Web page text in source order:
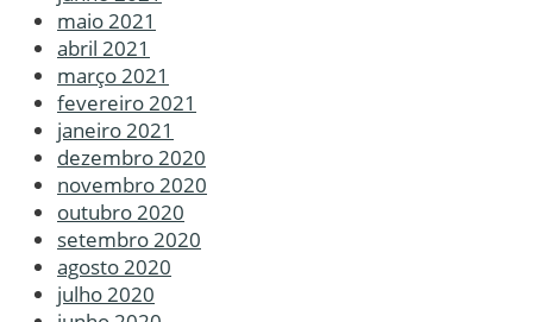
maio 2021
abril 2021
março 2021
fevereiro 2021
janeiro 2021
dezembro 2020
novembro 2020
outubro 2020
setembro 2020
agosto 2020
julho 2020